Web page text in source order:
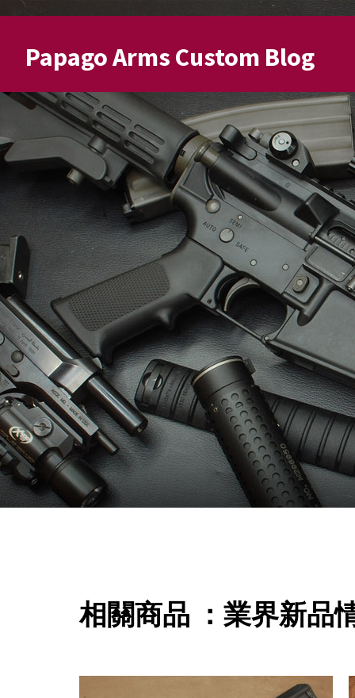
Papago Arms Custom Blog
相關商品 ：業界新品